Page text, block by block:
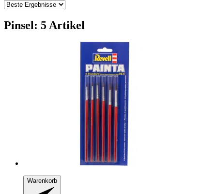
Pinsel: 5 Artikel
Warenkorb